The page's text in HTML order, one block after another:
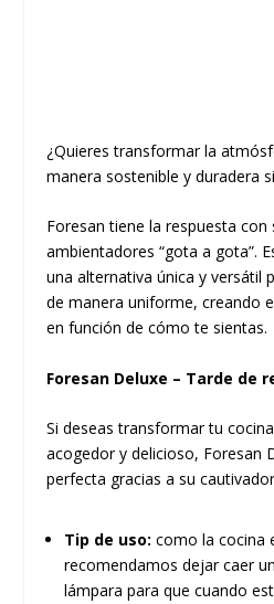
¿Quieres transformar la
manera sostenible y duradera
Foresan tiene la respuesta con
ambientadores “gota a gota”.
una alternativa única y versátil
de manera uniforme, creando
en función de cómo te sientas.
Foresan Deluxe – Tarde de
Si deseas transformar tu
acogedor y delicioso, Foresan
perfecta gracias a su
Tip de uso:como la cocina
recomendamos dejar caer
lámpara para que cuando